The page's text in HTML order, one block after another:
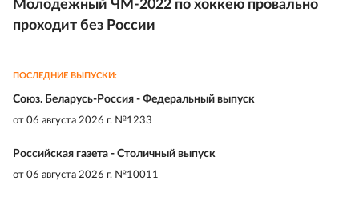
Молодежный ЧМ-2022 по хоккею провально
проходит без России
ПОСЛЕДНИЕ ВЫПУСКИ:
Союз. Беларусь-Россия - Федеральный выпуск
от 06 августа 2026 г. №1233
Российская газета - Столичный выпуск
от 06 августа 2026 г. №10011